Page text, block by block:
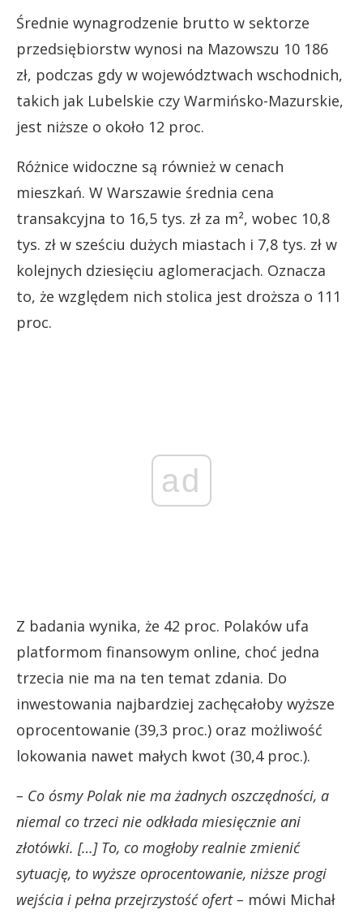
Średnie wynagrodzenie brutto w sektorze
przedsiębiorstw wynosi na Mazowszu 10 186
zł, podczas gdy w województwach wschodnich,
takich jak Lubelskie czy Warmińsko-Mazurskie,
jest niższe o około 12 proc.
Różnice widoczne są również w cenach
mieszkań. W Warszawie średnia cena
transakcyjna to 16,5 tys. zł za m², wobec 10,8
tys. zł w sześciu dużych miastach i 7,8 tys. zł w
kolejnych dziesięciu aglomeracjach. Oznacza
to, że względem nich stolica jest droższa o 111
proc.
ad
Z badania wynika, że 42 proc. Polaków ufa
platformom finansowym online, choć jedna
trzecia nie ma na ten temat zdania. Do
inwestowania najbardziej zachęcałoby wyższe
oprocentowanie (39,3 proc.) oraz możliwość
lokowania nawet małych kwot (30,4 proc.).
– Co ósmy Polak nie ma żadnych oszczędności, a
niemal co trzeci nie odkłada miesięcznie ani
złotówki. […] To, co mogłoby realnie zmienić
sytuację, to wyższe oprocentowanie, niższe progi
wejścia i pełna przejrzystość ofert – mówi Michał